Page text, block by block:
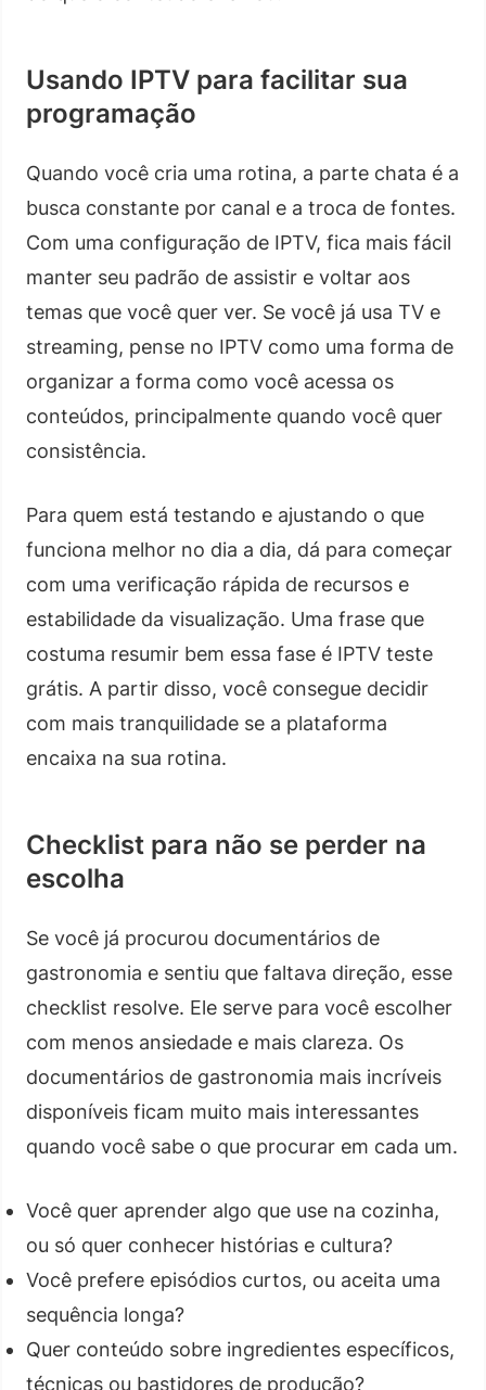
Usando IPTV para facilitar sua
programação
Quando você cria uma rotina, a parte chata é a
busca constante por canal e a troca de fontes.
Com uma configuração de IPTV, fica mais fácil
manter seu padrão de assistir e voltar aos
temas que você quer ver. Se você já usa TV e
streaming, pense no IPTV como uma forma de
organizar a forma como você acessa os
conteúdos, principalmente quando você quer
consistência.
Para quem está testando e ajustando o que
funciona melhor no dia a dia, dá para começar
com uma verificação rápida de recursos e
estabilidade da visualização. Uma frase que
costuma resumir bem essa fase é IPTV teste
grátis. A partir disso, você consegue decidir
com mais tranquilidade se a plataforma
encaixa na sua rotina.
Checklist para não se perder na
escolha
Se você já procurou documentários de
gastronomia e sentiu que faltava direção, esse
checklist resolve. Ele serve para você escolher
com menos ansiedade e mais clareza. Os
documentários de gastronomia mais incríveis
disponíveis ficam muito mais interessantes
quando você sabe o que procurar em cada um.
Você quer aprender algo que use na cozinha,
ou só quer conhecer histórias e cultura?
Você prefere episódios curtos, ou aceita uma
sequência longa?
Quer conteúdo sobre ingredientes específicos,
técnicas ou bastidores de produção?